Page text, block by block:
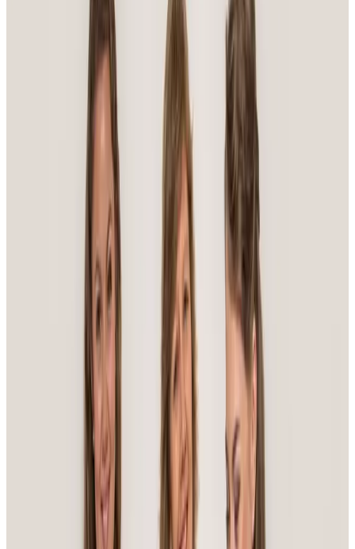
En sprakande show
Företagsevent, konferens eller din privata fest – här är
akten som både engagerar, överraskar och lämnar
ingen gäst oberörd.